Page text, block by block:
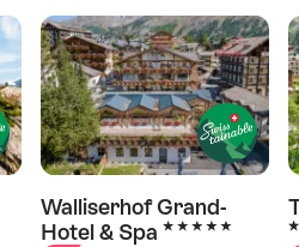
Walliserhof Grand-
Hotel & Spa 5 étoiles